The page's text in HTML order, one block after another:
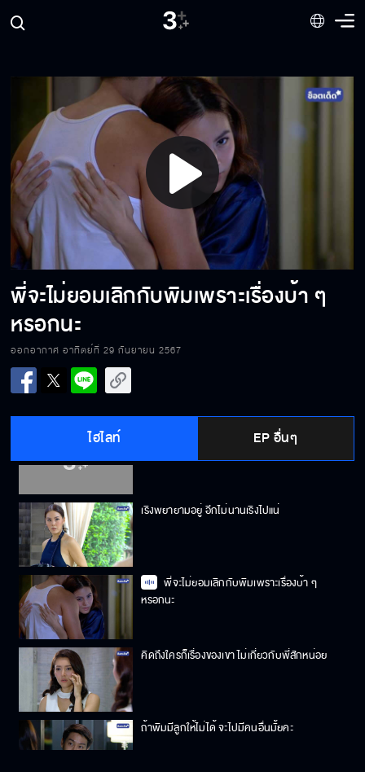
Play
Video
พี่จะไม่ยอมเลิกกับพิมเพราะเรื่องบ้า ๆ
หรอกนะ
ออกอากาศ อาทิตย์ที่ 29 กันยายน 2567
ไฮไลท์ EP อื่นๆ
ต้องการความจริง ไม่ใช่คำโกหก
หยุดสร้างกระแส อยากมีตัวตนบ้าๆ ได้แล้ว
มีอะไรหลงไปอยู่กับเริงอีกหรือเปล่า
การปล่อยวางไม่ทำให้เราดูโง่ในสายตาคนอื่นเหรอ
พิมต้องมองคนตามความเป็นจริงบ้าง
เริงพยายามอยู่ อีกไม่นานเริงไปแน่
พี่จะไม่ยอมเลิกกับพิมเพราะเรื่องบ้า ๆ
หรอกนะ
คิดถึงใครก็เรื่องของเขา ไม่เกี่ยวกับพี่สักหน่อย
ถ้าพิมมีลูกให้ไม่ได้ จะไปมีคนอื่นมั้ยคะ